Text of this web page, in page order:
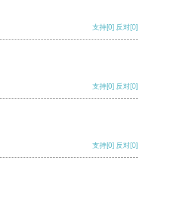
支持[0] 反对[0]
支持[0] 反对[0]
支持[0] 反对[0]